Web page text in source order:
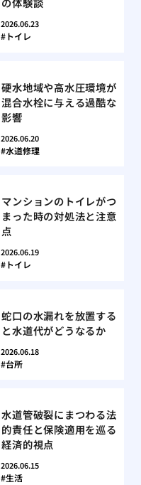
2026.06.23
トイレ
硬水地域や高水圧環境が
混合水栓に与える過酷な
影響
2026.06.20
水道修理
マンションのトイレがつ
まった時の対処法と注意
点
2026.06.19
トイレ
蛇口の水漏れを放置する
と水道代がどうなるか
2026.06.18
台所
水道管破裂にまつわる法
的責任と保険適用を巡る
経済的視点
2026.06.15
生活